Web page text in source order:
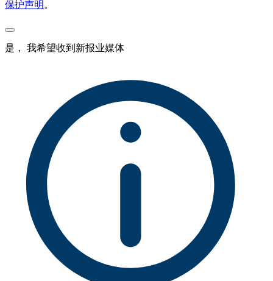
保护声明 。
是， 我希望收到新报业媒体